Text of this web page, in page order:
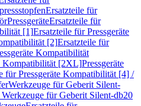
Ersatzteile für
PressgeräteErsatzteile für
[1]Ersatzteile für Pressgeräte
[2]Ersatzteile für
Kompatibilität
Kompatibilität [2XL]Pressgeräte
für Pressgeräte Kompatibilität [4] /
Werkzeuge für Geberit Silent-
für Geberit Silent-db20